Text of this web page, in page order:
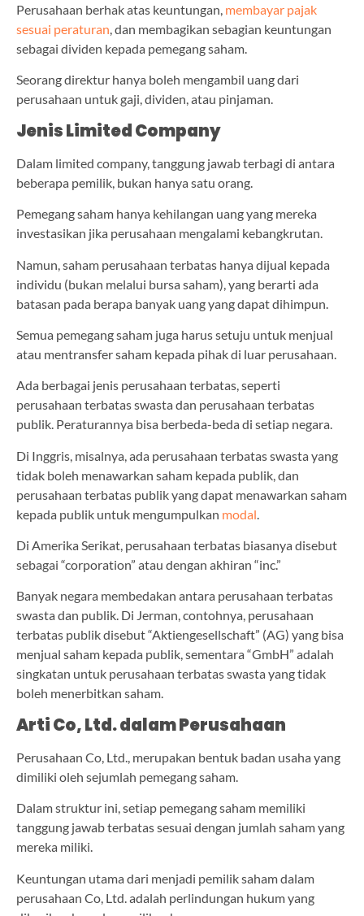
Perusahaan berhak atas keuntungan, membayar pajak
sesuai peraturan, dan membagikan sebagian keuntungan
sebagai dividen kepada pemegang saham.
Seorang direktur hanya boleh mengambil uang dari
perusahaan untuk gaji, dividen, atau pinjaman.
Jenis Limited Company
Dalam limited company, tanggung jawab terbagi di antara
beberapa pemilik, bukan hanya satu orang.
Pemegang saham hanya kehilangan uang yang mereka
investasikan jika perusahaan mengalami kebangkrutan.
Namun, saham perusahaan terbatas hanya dijual kepada
individu (bukan melalui bursa saham), yang berarti ada
batasan pada berapa banyak uang yang dapat dihimpun.
Semua pemegang saham juga harus setuju untuk menjual
atau mentransfer saham kepada pihak di luar perusahaan.
Ada berbagai jenis perusahaan terbatas, seperti
perusahaan terbatas swasta dan perusahaan terbatas
publik. Peraturannya bisa berbeda-beda di setiap negara.
Di Inggris, misalnya, ada perusahaan terbatas swasta yang
tidak boleh menawarkan saham kepada publik, dan
perusahaan terbatas publik yang dapat menawarkan saham
kepada publik untuk mengumpulkan modal
Di Amerika Serikat, perusahaan terbatas biasanya disebut
sebagai “corporation” atau dengan akhiran “inc.”
Banyak negara membedakan antara perusahaan terbatas
swasta dan publik. Di Jerman, contohnya, perusahaan
terbatas publik disebut “Aktiengesellschaft” (AG) yang bisa
menjual saham kepada publik, sementara “GmbH” adalah
singkatan untuk perusahaan terbatas swasta yang tidak
boleh menerbitkan saham.
Arti Co, Ltd. dalam Perusahaan
Perusahaan Co, Ltd., merupakan bentuk badan usaha yang
dimiliki oleh sejumlah pemegang saham.
Dalam struktur ini, setiap pemegang saham memiliki
tanggung jawab terbatas sesuai dengan jumlah saham yang
mereka miliki.
Keuntungan utama dari menjadi pemilik saham dalam
perusahaan Co, Ltd. adalah perlindungan hukum yang